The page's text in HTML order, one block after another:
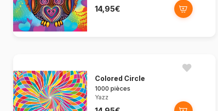
14,95€
Colored Circle
1000 pièces
Yazz